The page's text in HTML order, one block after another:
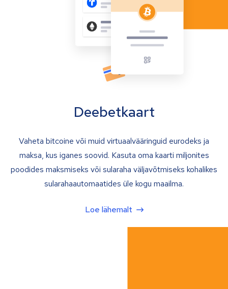
Deebetkaart
Vaheta bitcoine või muid virtuaalvääringuid eurodeks ja
maksa, kus iganes soovid. Kasuta oma kaarti miljonites
poodides maksmiseks või sularaha väljavõtmiseks kohalikes
sularahaautomaatides üle kogu maailma.
Loe lähemalt